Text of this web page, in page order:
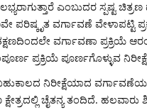
ಎಂಬುದರ ಸ್ಪಷ್ಟ
ಪರಿಷ್ಕೃತ ವರ್ಗಾವಣೆ ವೇಳಾಪಟ್ಟಿ
ವರ್ಗಾವಣಾ ಪ್ರಕ್ರಿಯೆ
ಪ್ರಕ್ರಿಯೆ ಪೂರ್ಣಗೊಳ್ಳುವ
ಬಹುಕಾಲದ ನಿರೀಕ್ಷೆಯಾದ
ಕ್ಷೇತ್ರದಲ್ಲಿ ಚೈತನ್ಯ ತಂದಿದೆ. ಹಲವಾರು